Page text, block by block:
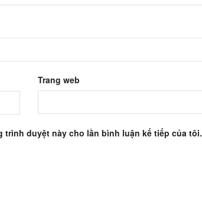
Trang web
trình duyệt này cho lần bình luận kế tiếp của tôi.